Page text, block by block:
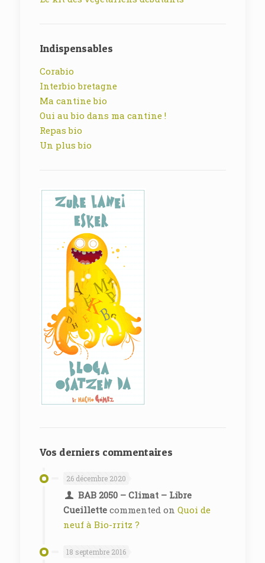
Indispensables
Corabio
Interbio bretagne
Ma cantine bio
Oui au bio dans ma cantine !
Repas bio
Un plus bio
Vos derniers commentaires
26 décembre 2020
BAB 2050 – Climat – Libre
Cueillettecommented on Quoi de
neuf à Bio-rritz ?
18 septembre 2016